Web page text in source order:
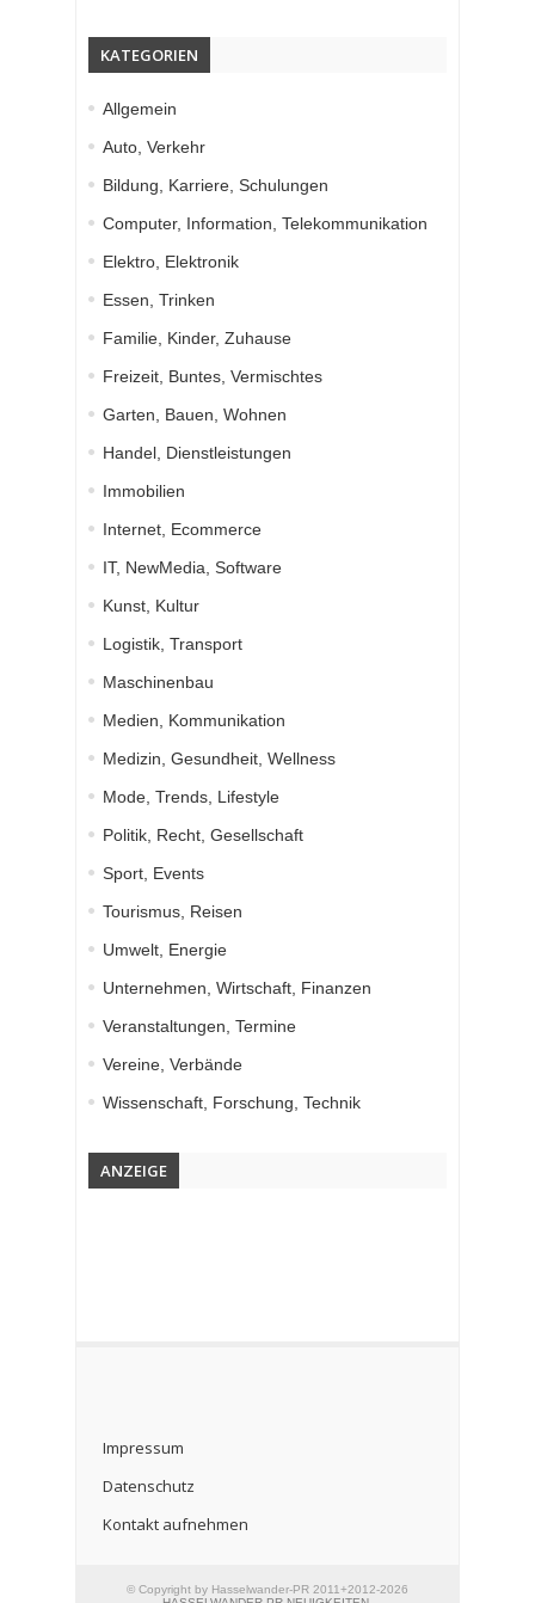
KATEGORIEN
Allgemein
Auto, Verkehr
Bildung, Karriere, Schulungen
Computer, Information, Telekommunikation
Elektro, Elektronik
Essen, Trinken
Familie, Kinder, Zuhause
Freizeit, Buntes, Vermischtes
Garten, Bauen, Wohnen
Handel, Dienstleistungen
Immobilien
Internet, Ecommerce
IT, NewMedia, Software
Kunst, Kultur
Logistik, Transport
Maschinenbau
Medien, Kommunikation
Medizin, Gesundheit, Wellness
Mode, Trends, Lifestyle
Politik, Recht, Gesellschaft
Sport, Events
Tourismus, Reisen
Umwelt, Energie
Unternehmen, Wirtschaft, Finanzen
Veranstaltungen, Termine
Vereine, Verbände
Wissenschaft, Forschung, Technik
ANZEIGE
Impressum
Datenschutz
Kontakt aufnehmen
© Copyright by Hasselwander-PR 2011+2012-2026